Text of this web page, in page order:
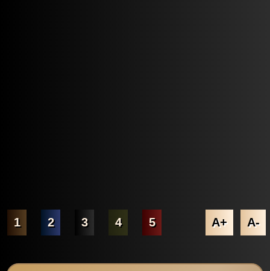
1 2 3 4 5 A+ A-